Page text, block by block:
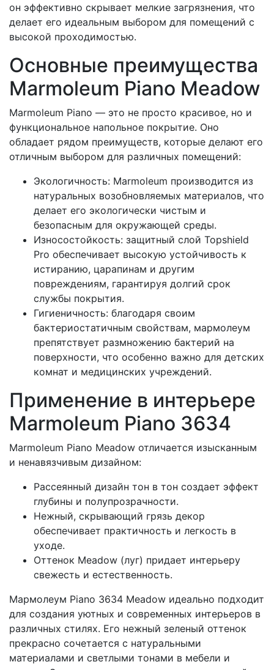
он эффективно скрывает мелкие загрязнения, что
делает его идеальным выбором для помещений с
высокой проходимостью.
Основные преимущества
Marmoleum Piano Meadow
Marmoleum Piano — это не просто красивое, но и
функциональное напольное покрытие. Оно
обладает рядом преимуществ, которые делают его
отличным выбором для различных помещений:
Экологичность: Marmoleum производится из
натуральных возобновляемых материалов, что
делает его экологически чистым и
безопасным для окружающей среды.
Износостойкость: защитный слой Topshield
Pro обеспечивает высокую устойчивость к
истиранию, царапинам и другим
повреждениям, гарантируя долгий срок
службы покрытия.
Гигиеничность: благодаря своим
бактериостатичным свойствам, мармолеум
препятствует размножению бактерий на
поверхности, что особенно важно для детских
комнат и медицинских учреждений.
Применение в интерьере
Marmoleum Piano 3634
Marmoleum Piano Meadow отличается изысканным
и ненавязчивым дизайном:
Рассеянный дизайн тон в тон создает эффект
глубины и полупрозрачности.
Нежный, скрывающий грязь декор
обеспечивает практичность и легкость в
уходе.
Оттенок Meadow (луг) придает интерьеру
свежесть и естественность.
Мармолеум Piano 3634 Meadow идеально подходит
для создания уютных и современных интерьеров в
различных стилях. Его нежный зеленый оттенок
прекрасно сочетается с натуральными
материалами и светлыми тонами в мебели и